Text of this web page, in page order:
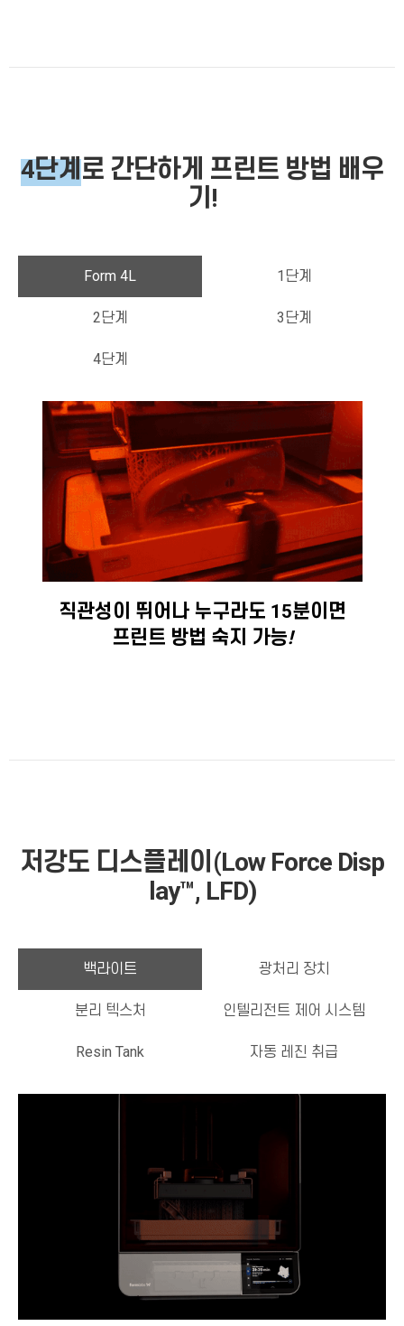
4단계로 간단하게 프린트 방법 배우
기!
Form 4L 1단계
2단계 3단계
4단계
직관성이 뛰어나 누구라도 15분이면
프린트 방법 숙지 가능!
저강도 디스플레이(LowForce Disp
lay™, LFD)
백라이트 광처리 장치
분리 텍스처 인텔리전트 제어 시스템
Resin Tank 자동 레진 취급